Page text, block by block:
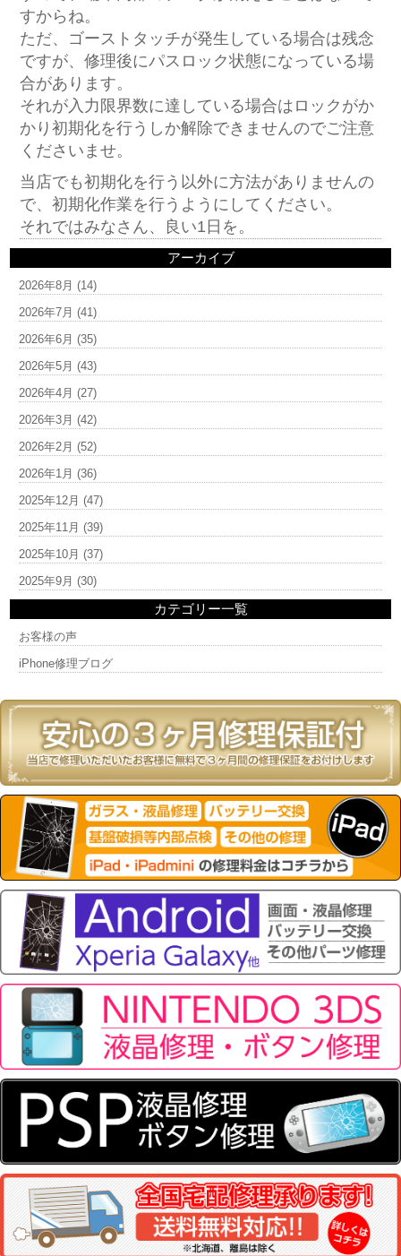
すからね。
ただ、ゴーストタッチが発生している場合は残念
ですが、修理後にパスロック状態になっている場
合があります。
それが入力限界数に達している場合はロックがか
かり初期化を行うしか解除できませんのでご注意
くださいませ。
当店でも初期化を行う以外に方法がありませんの
で、初期化作業を行うようにしてください。
それではみなさん、良い1日を。
アーカイブ
2026年8月 (14)
2026年7月 (41)
2026年6月 (35)
2026年5月 (43)
2026年4月 (27)
2026年3月 (42)
2026年2月 (52)
2026年1月 (36)
2025年12月 (47)
2025年11月 (39)
2025年10月 (37)
2025年9月 (30)
カテゴリー一覧
お客様の声
iPhone修理ブログ